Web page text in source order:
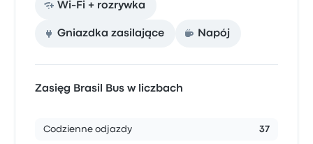
Wi-Fi + rozrywka
Gniazdka zasilające Napój
Zasięg Brasil Bus w liczbach
Codzienne odjazdy 37